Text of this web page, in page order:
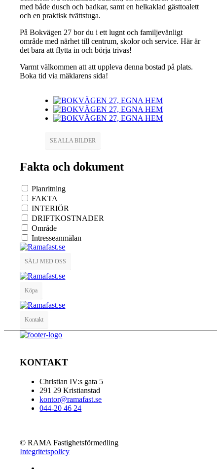
med både dusch och badkar, samt en helkaklad gästtoalett
och en praktisk tvättstuga.
På Bokvägen 27 bor du i ett lugnt och familjevänligt
område med närhet till centrum, skolor och service. Här är
det bara att flytta in och börja trivas!
Varmt välkommen att att uppleva denna bostad på plats.
Boka tid via mäklarens sida!
SE ALLA BILDER
Fakta och dokument
Planritning
FAKTA
INTERIÖR
DRIFTKOSTNADER
Område
Intresseanmälan
SÄLJ MED OSS
Köpa
Kontakt
KONTAKT
Christian IV:s gata 5
291 29 Kristianstad
kontor@ramafast.se
044-20 46 24
© RAMA Fastighetsförmedling
Integritetspolicy